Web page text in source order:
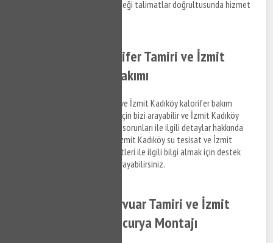
firmaların personellerinin vereceği talimatlar doğrultusunda hizmet
İzmit Kadıköy Kalorifer Tamiri ve İzmit
Kadıköy Kalorifer Bakımı
İzmit Kadıköy kalorifer tamiri ve İzmit Kadıköy kalorifer bakım
hizmetleri ile ilgili bilgi almak için bizi arayabilir ve İzmit Kadıköy
bölgesinde yaşadığınız tesisat sorunları ile ilgili detaylar hakkında
bizimle iletişim kurabilirsiniz. İzmit Kadıköy su tesisat ve İzmit
Kadıköy kalorifer tamiri hizmetleri ile ilgili bilgi almak için destek
taleplerinizi iletmek için bizi arayabilirsiniz.
İzmit Kadıköy Rezervuar Tamiri ve İzmit
Kadıköy BUğur Mumcurya Montajı